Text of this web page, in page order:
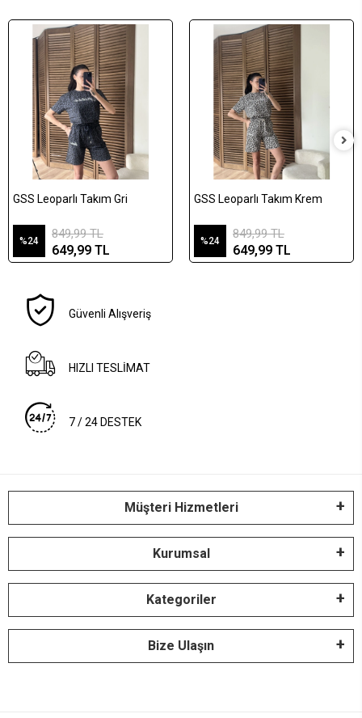
GSS Leoparlı Takım Gri
%24
849,99 TL
649,99 TL
GSS Leoparlı Takım Krem
%24
849,99 TL
649,99 TL
Güvenli Alışveriş
HIZLI TESLİMAT
7 / 24 DESTEK
Müşteri Hizmetleri
Kurumsal
Kategoriler
Bize Ulaşın